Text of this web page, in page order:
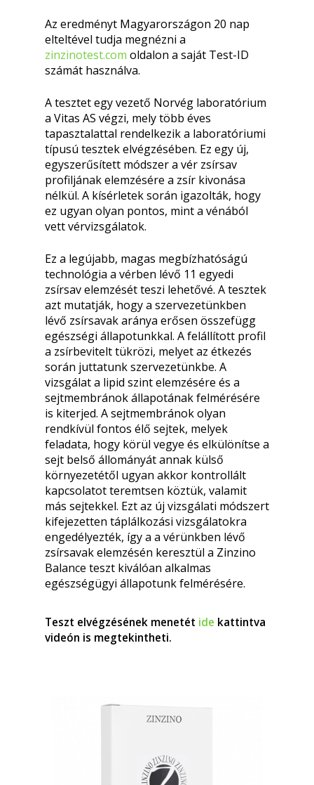
Az eredményt Magyarországon 20 nap
elteltével tudja megnézni a
zinzinotest.com oldalon a saját Test-ID
számát használva.
A tesztet egy vezető Norvég laboratórium
a Vitas AS végzi, mely több éves
tapasztalattal rendelkezik a laboratóriumi
típusú tesztek elvégzésében. Ez egy új,
egyszerűsített módszer a vér zsírsav
profiljának elemzésére a zsír kivonása
nélkül. A kísérletek során igazolták, hogy
ez ugyan olyan pontos, mint a vénából
vett vérvizsgálatok.
Ez a legújabb, magas megbízhatóságú
technológia a vérben lévő 11 egyedi
zsírsav elemzését teszi lehetővé. A tesztek
azt mutatják, hogy a szervezetünkben
lévő zsírsavak aránya erősen összefügg
egészségi állapotunkkal. A felállított profil
a zsírbevitelt tükrözi, melyet az étkezés
során juttatunk szervezetünkbe. A
vizsgálat a lipid szint elemzésére és a
sejtmembránok állapotának felmérésére
is kiterjed. A sejtmembránok olyan
rendkívül fontos élő sejtek, melyek
feladata, hogy körül vegye és elkülönítse a
sejt belső állományát annak külső
környezetétől ugyan akkor kontrollált
kapcsolatot teremtsen köztük, valamit
más sejtekkel. Ezt az új vizsgálati módszert
kifejezetten táplálkozási vizsgálatokra
engedélyezték, így a a vérünkben lévő
zsírsavak elemzésén keresztül a Zinzino
Balance teszt kiválóan alkalmas
egészségügyi állapotunk felmérésére.
Teszt elvégzésének menetét ide kattintva
videón is megtekintheti.